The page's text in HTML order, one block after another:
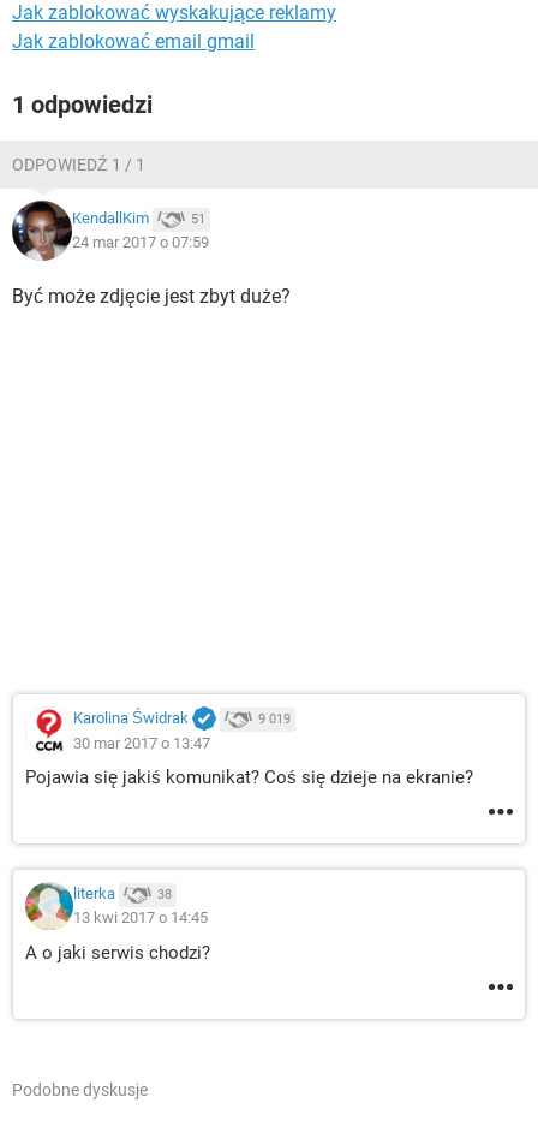
Jak zablokować wyskakujące reklamy
Jak zablokować email gmail
1 odpowiedzi
ODPOWIEDŹ 1 / 1
KendallKim 51
24 mar 2017 o 07:59
Być może zdjęcie jest zbyt duże?
Karolina Świdrak 9 019
30 mar 2017 o 13:47
Pojawia się jakiś komunikat? Coś się dzieje na ekranie?
literka 38
13 kwi 2017 o 14:45
A o jaki serwis chodzi?
Podobne dyskusje